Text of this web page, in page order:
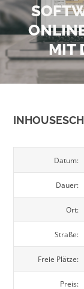
MIT
Datum:
Dauer:
Ort:
Straße:
Freie Plätze:
Preis: